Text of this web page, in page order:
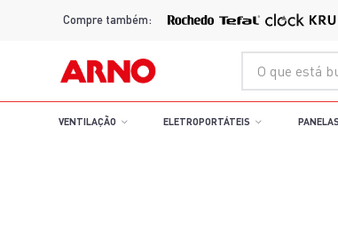
Compre também:
O que está buscando
VENTILAÇÃO ELETROPORTÁTEIS